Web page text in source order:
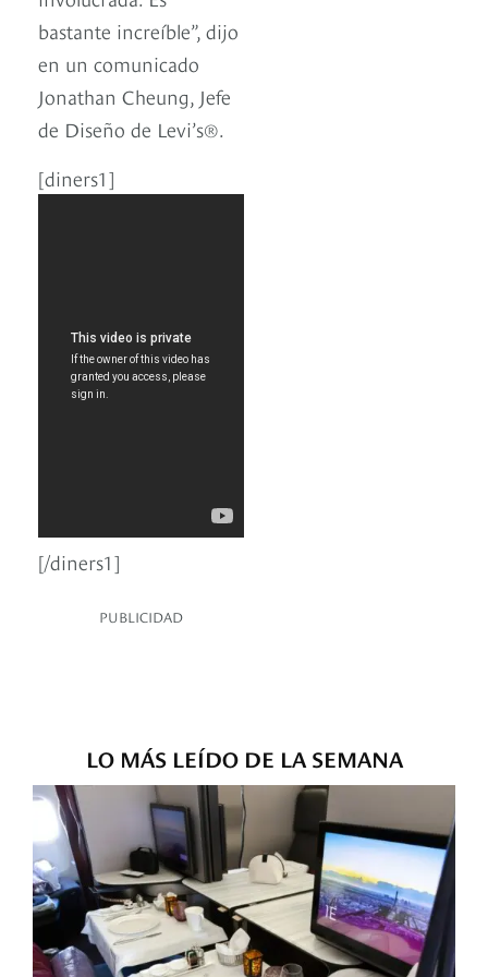
bastante increíble”, dijo
en un comunicado
Jonathan Cheung, Jefe
de Diseño de Levi’s®.
[diners1]
[/diners1]
PUBLICIDAD
LO MÁS LEÍDO DE LA SEMANA